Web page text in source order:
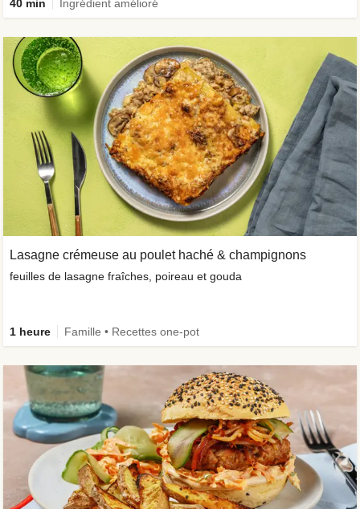
40 min Ingrédient amélioré
Lasagne crémeuse au poulet haché & champignons
feuilles de lasagne fraîches, poireau et gouda
1 heure Famille • Recettes one-pot